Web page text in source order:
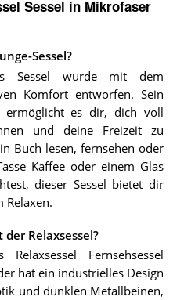
Sessel in Mikrofaser
Sessel?
Sessel wurde mit dem
Komfort entworfen. Sein
ermöglicht es dir, dich voll
und deine Freizeit zu
Buch lesen, fernsehen oder
Kaffee oder einem Glas
dieser Sessel bietet dir
Relaxen.
Relaxsessel?
Fernsehsessel
hat ein industrielles Design
und dunklen Metallbeinen,